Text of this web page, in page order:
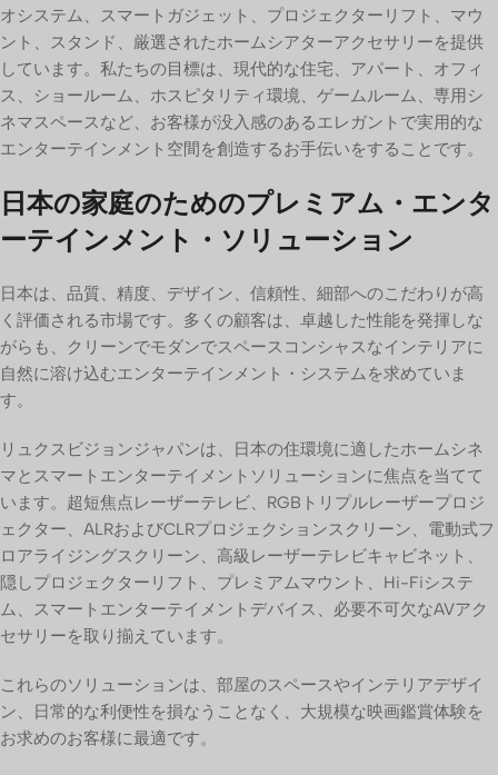
オシステム、スマートガジェット、プロジェクターリフト、マウ
ント、スタンド、厳選されたホームシアターアクセサリーを提供
しています。私たちの目標は、現代的な住宅、アパート、オフィ
ス、ショールーム、ホスピタリティ環境、ゲームルーム、専用シ
ネマスペースなど、お客様が没入感のあるエレガントで実用的な
エンターテインメント空間を創造するお手伝いをすることです。
日本の家庭のためのプレミアム・エンタ
ーテインメント・ソリューション
日本は、品質、精度、デザイン、信頼性、細部へのこだわりが高
く評価される市場です。多くの顧客は、卓越した性能を発揮しな
がらも、クリーンでモダンでスペースコンシャスなインテリアに
自然に溶け込むエンターテインメント・システムを求めていま
す。
リュクスビジョンジャパンは、日本の住環境に適したホームシネ
マとスマートエンターテイメントソリューションに焦点を当てて
います。超短焦点レーザーテレビ、RGBトリプルレーザープロジ
ェクター、ALRおよびCLRプロジェクションスクリーン、電動式フ
ロアライジングスクリーン、高級レーザーテレビキャビネット、
隠しプロジェクターリフト、プレミアムマウント、Hi-Fiシステ
ム、スマートエンターテイメントデバイス、必要不可欠なAVアク
セサリーを取り揃えています。
これらのソリューションは、部屋のスペースやインテリアデザイ
ン、日常的な利便性を損なうことなく、大規模な映画鑑賞体験を
お求めのお客様に最適です。